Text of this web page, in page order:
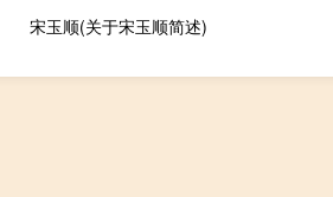
宋玉顺(关于宋玉顺简述)